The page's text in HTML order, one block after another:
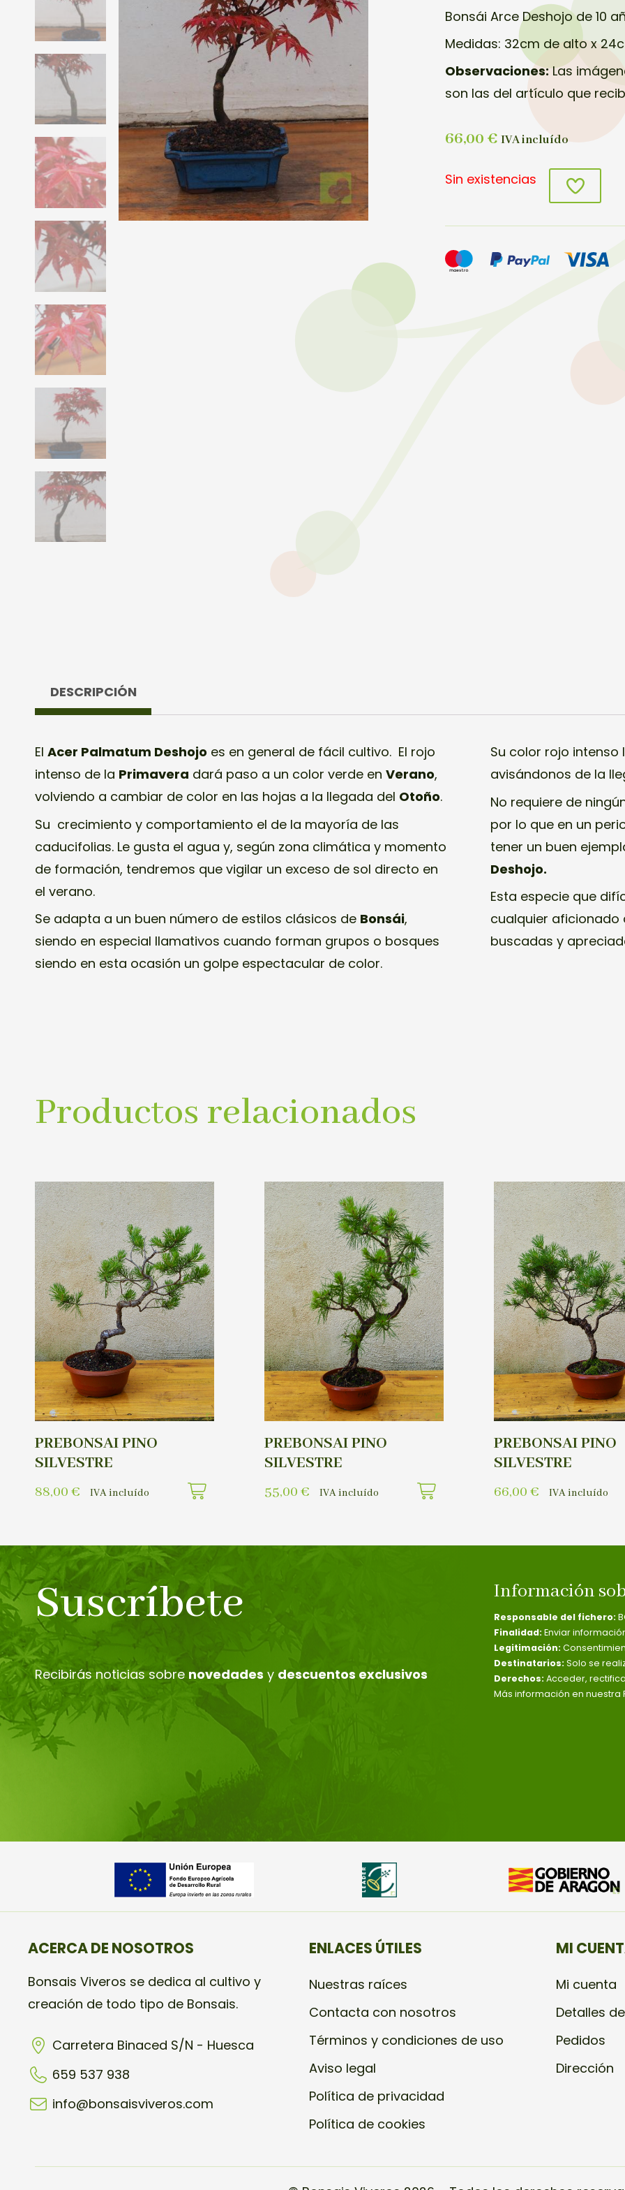
Bonsái Arce Deshojo de 10
Medidas: 32cm de alto x
Observaciones:Las
son las del artículo que
66,00€ IVA incluído
Sin existencias
DESCRIPCIÓN
El Acer Palmatum Deshojo es en general de fácil cultivo. El rojo
intenso de la Primavera dará paso a un color verde en Verano,
volviendo a cambiar de color en las hojas a la llegada del Otoño.
Su crecimiento y comportamiento el de la mayoría de las
caducifolias. Le gusta el agua y, según zona climática y momento
de formación, tendremos que vigilar un exceso de sol directo en
el verano.
Se adapta a un buen número de estilos clásicos de Bonsái,
siendo en especial llamativos cuando forman grupos o bosques
siendo en esta ocasión un golpe espectacular de color.
Su color rojo
avisándonos de la
No requiere de
por lo que en un
tener un buen
Deshojo.
Esta especie que
cualquier
buscadas y
Productos relacionados
PREBONSAI PINO
SILVESTRE
88,00 € IVA incluído
PREBONSAI PINO
SILVESTRE
55,00 € IVA incluído
PREBONSAI PINO
SILVESTRE
66,00 € IVA incluído
Suscríbete
Recibirás noticias sobre novedades y descuentos exclusivos
Información
Responsable del fichero:
Finalidad: Enviar
Legitimación:
Destinatarios: Solo se
Derechos: Acceder,
Más información en nuestra
ACERCA DE NOSOTROS
Bonsais Viveros se dedica al cultivo y
creación de todo tipo de Bonsais.
Carretera Binaced S/N - Huesca
659 537 938
info@bonsaisviveros.com
ENLACES ÚTILES
Nuestras raíces
Contacta con nosotros
Términos y condiciones de uso
Aviso legal
Política de privacidad
Política de cookies
MI
Mi cuenta
Detalles
Pedidos
Dirección